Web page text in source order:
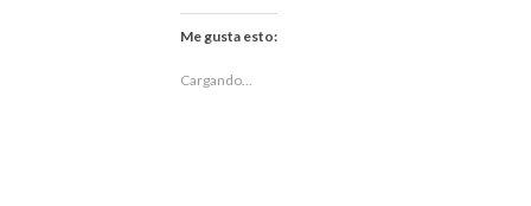
en
Twitter
(Se
en
una
en
Facebook
(Se
Me gusta esto:
Cargando...